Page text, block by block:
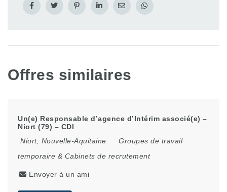
Offres similaires
Un(e) Responsable d’agence d’Intérim associé(e) –
Niort (79) – CDI
Niort, Nouvelle-Aquitaine
Groupes de travail
temporaire & Cabinets de recrutement
Envoyer à un ami